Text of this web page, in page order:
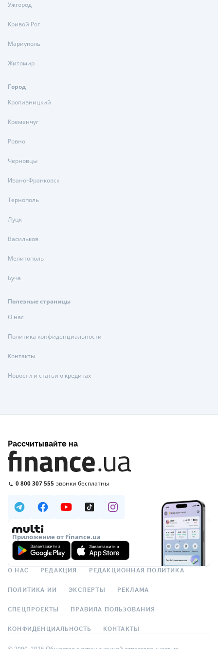
Ужгород
Кривой Рог
Мариуполь
Житомир
Город
Кропивницкий
Кременчуг
Ровно
Черновцы
Ивано-Франковск
Тернополь
Луцк
Васильков
Мелитополь
Буча
Полезные страницы
О нас
Политика конфиденциальности
Контакты
Новости и статьи о кредитах
Рассчитывайте на
0 800 307 555 звонки бесплатны
Приложение от Finance.ua
О НАС РЕДАКЦИЯ РЕДАКЦИОННАЯ ПОЛИТИКА
ПОЛИТИКА ИИ ЭКСПЕРТЫ РЕКЛАМА
СПЕЦПРОЕКТЫ ПРАВИЛА ПОЛЬЗОВАНИЯ
КОНФИДЕНЦИАЛЬНОСТЬ КОНТАКТЫ